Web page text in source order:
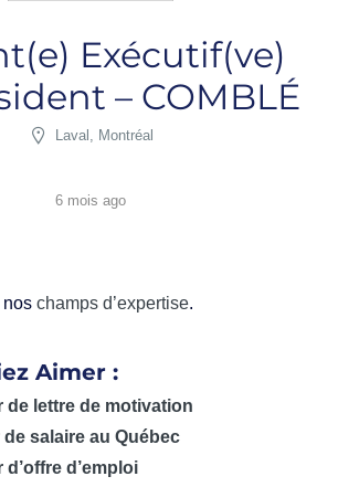
Exécutif(ve)
– COMBLÉ
Laval, Montréal
6 mois ago
nos champs d’expertise.
Aimer :
de lettre de motivation
de salaire au Québec
d’emploi